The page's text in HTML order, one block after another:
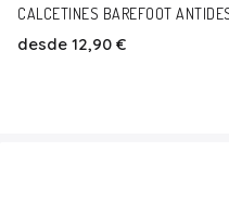
CALCETINES BAREFOOT
desde 12,90 €